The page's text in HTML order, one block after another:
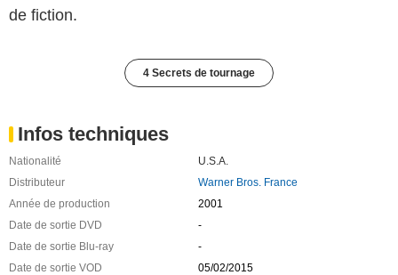
de fiction.
4 Secrets de tournage
Infos techniques
Nationalité
U.S.A.
Distributeur
Warner Bros. France
Année de production
2001
Date de sortie DVD
-
Date de sortie Blu-ray
-
Date de sortie VOD
05/02/2015